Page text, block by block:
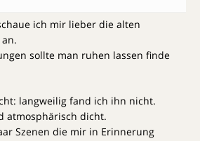
ich mir lieber die alten
sollte man ruhen lassen finde
langweilig fand ich ihn nicht.
atmosphärisch dicht.
Szenen die mir in Erinnerung